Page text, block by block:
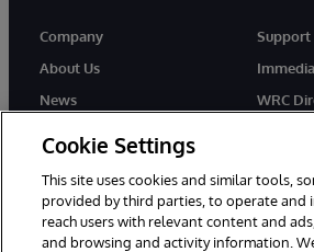
Company
About Us
News
Support
WRC
Cookie Settings
This site uses cookies and similar tools,
provided by third parties, to operate and
reach users with relevant content and
and browsing and activity information.